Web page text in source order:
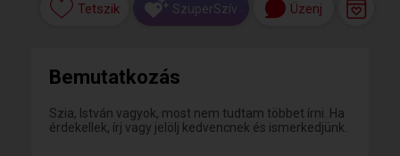
Tetszik SzuperSzív Üzenj
Bemutatkozás
Szia, István vagyok, most nem tudtam többet írni. Ha
érdekellek, írj vagy jelölj kedvencnek és ismerkedjünk.